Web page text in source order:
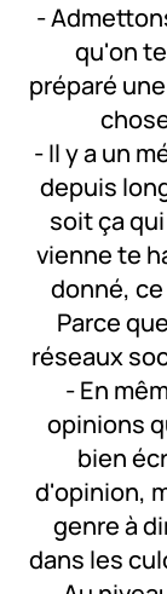
-
qu'on
préparé
- Il y a un
depuis
soit ça
vienne te
donné,
Parce
réseaux
- En
opinions
bien
d'opinion,
genre à
dans les